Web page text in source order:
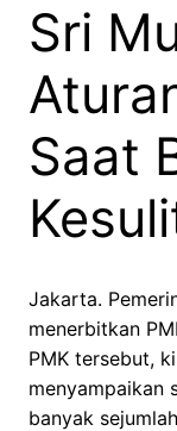
Sri
Saat
Jakarta.
menerbitkan
PMK tersebut,
menyampaikan
banyak